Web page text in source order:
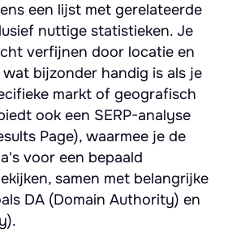
een lijst met gerelateerde
nuttige statistieken. Je
verfijnen door locatie en
bijzonder handig is als je
markt of geografisch
ook een SERP-analyse
Page), waarmee je de
voor een bepaald
samen met belangrijke
DA (Domain Authority) en